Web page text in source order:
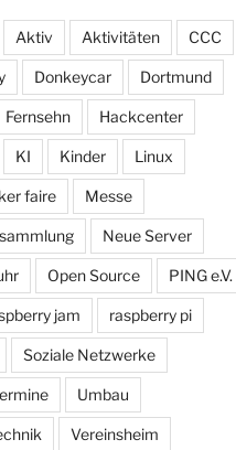
Aktiv Aktivitäten CCC
Donkeycar Dortmund
Fernsehn Hackcenter
KI Kinder Linux
faire Messe
Neue Server
Open Source PING e.V.
jam raspberry pi
Soziale Netzwerke
Umbau
Vereinsheim